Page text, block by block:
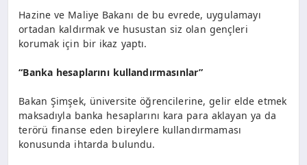
Hazine ve Maliye Bakanı de bu evrede, uygulamayı
ortadan kaldırmak ve husustan siz olan gençleri
korumak için bir ikaz yaptı.
“Banka hesaplarını kullandırmasınlar”
Bakan Şimşek, üniversite öğrencilerine, gelir elde etmek
maksadıyla banka hesaplarını kara para aklayan ya da
terörü finanse eden bireylere kullandırmaması
konusunda ihtarda bulundu.